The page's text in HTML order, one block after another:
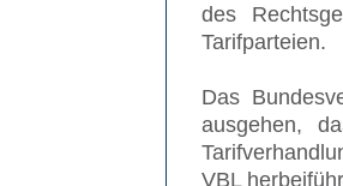
des
Tarifparteien.
Das
ausgehen,
VBL